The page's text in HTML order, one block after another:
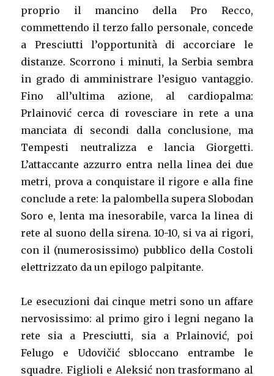
proprio il mancino della Pro Recco,
commettendo il terzo fallo personale, concede
a Presciutti l’opportunità di accorciare le
distanze. Scorrono i minuti, la Serbia sembra
in grado di amministrare l’esiguo vantaggio.
Fino all’ultima azione, al cardiopalma:
Prlainović cerca di rovesciare in rete a una
manciata di secondi dalla conclusione, ma
Tempesti neutralizza e lancia Giorgetti.
L’attaccante azzurro entra nella linea dei due
metri, prova a conquistare il rigore e alla fine
conclude a rete: la palombella supera Slobodan
Soro e, lenta ma inesorabile, varca la linea di
rete al suono della sirena. 10-10, si va ai rigori,
con il (numerosissimo) pubblico della Costoli
elettrizzato da un epilogo palpitante.
Le esecuzioni dai cinque metri sono un affare
nervosissimo: al primo giro i legni negano la
rete sia a Presciutti, sia a Prlainović, poi
Felugo e Udovičić sbloccano entrambe le
squadre. Figlioli e Aleksić non trasformano al